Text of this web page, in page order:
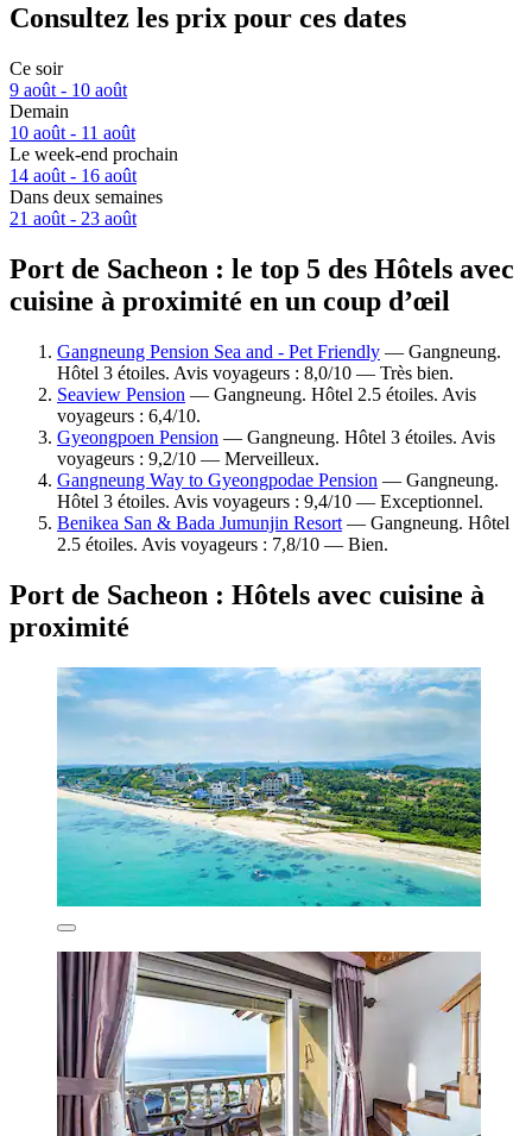
Consultez les prix pour ces dates
Ce soir
9 août - 10 août
Demain
10 août - 11 août
Le week-end prochain
14 août - 16 août
Dans deux semaines
21 août - 23 août
Port de Sacheon : le top 5 des Hôtels avec
cuisine à proximité en un coup d’œil
Gangneung Pension Sea and - Pet Friendly — Gangneung.
Hôtel 3 étoiles. Avis voyageurs : 8,0/10 — Très bien.
Seaview Pension — Gangneung. Hôtel 2.5 étoiles. Avis
voyageurs : 6,4/10.
Gyeongpoen Pension — Gangneung. Hôtel 3 étoiles. Avis
voyageurs : 9,2/10 — Merveilleux.
Gangneung Way to Gyeongpodae Pension — Gangneung.
Hôtel 3 étoiles. Avis voyageurs : 9,4/10 — Exceptionnel.
Benikea San & Bada Jumunjin Resort — Gangneung. Hôtel
2.5 étoiles. Avis voyageurs : 7,8/10 — Bien.
Port de Sacheon : Hôtels avec cuisine à
proximité